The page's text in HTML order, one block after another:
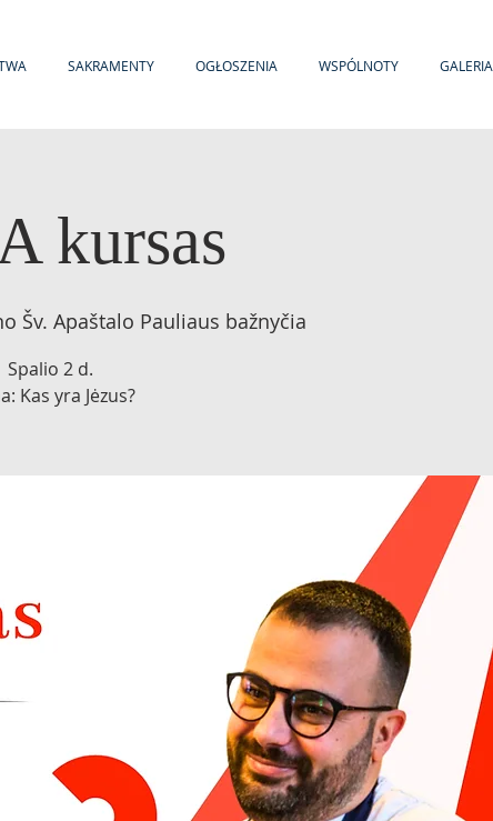
SAKRAMENTY OGŁOSZENIA WSPÓLNOTY GALERIA
kursas
Šv. Apaštalo Pauliaus bažnyčia
Spalio 2 d.
Kas yra Jėzus?